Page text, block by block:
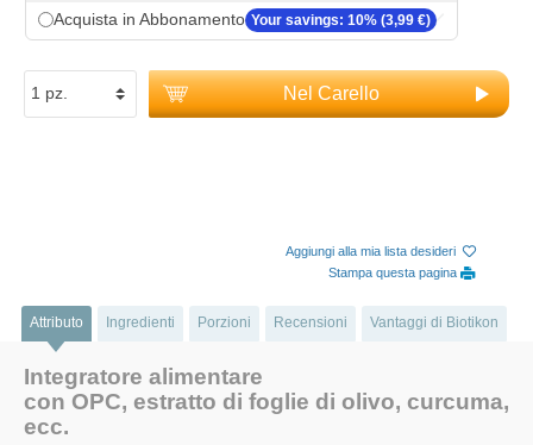
Acquista in Abbonamento Your savings: 10% (3,99 €)
Nel Carello
Aggiungi alla mia lista desideri
Stampa questa pagina
Attributo Ingredienti Porzioni Recensioni Vantaggi di Biotikon
Integratore alimentare
con OPC, estratto di foglie di olivo, curcuma,
ecc.